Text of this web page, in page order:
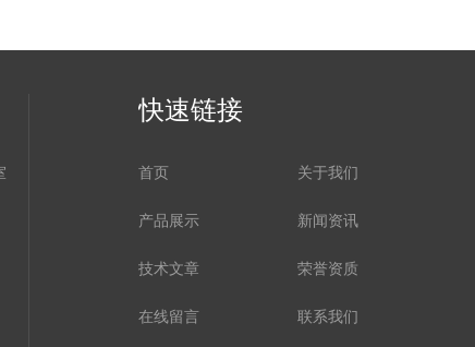
快速链接
首页 关于我们
产品展示 新闻资讯
技术文章 荣誉资质
在线留言 联系我们